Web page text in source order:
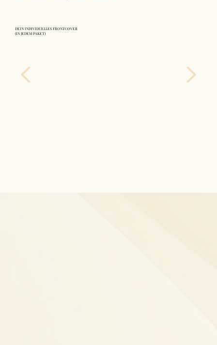
DEIN INDIVIDUELLES FRONTCOVER
(IN JEDEM PAKET)